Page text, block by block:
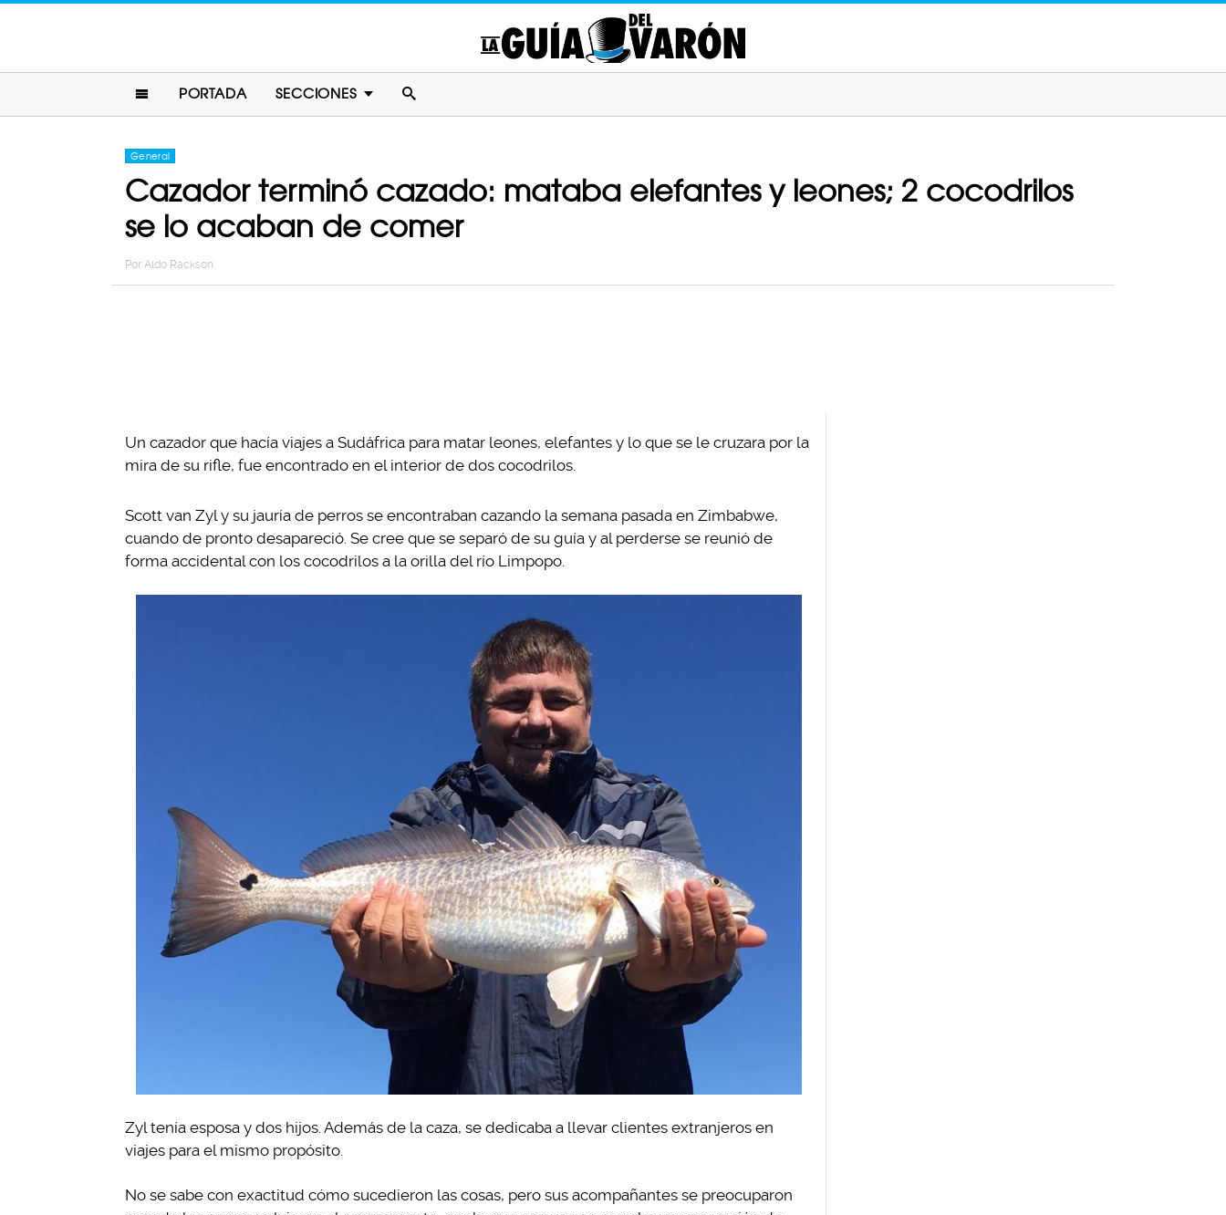
PORTADA SECCIONES
General
Cazador terminó cazado: mataba elefantes y leones; 2 cocodrilos
se lo acaban de comer
Por Aldo Rackson
Un cazador que hacía viajes a Sudáfrica para matar leones, elefantes y lo que se le cruzara por la
mira de su rifle, fue encontrado en el interior de dos cocodrilos.
Scott van Zyl y su jauría de perros se encontraban cazando la semana pasada en Zimbabwe,
cuando de pronto desapareció. Se cree que se separó de su guía y al perderse se reunió de
forma accidental con los cocodrilos a la orilla del río Limpopo.
Zyl tenía esposa y dos hijos. Además de la caza, se dedicaba a llevar clientes extranjeros en
viajes para el mismo propósito.
No se sabe con exactitud cómo sucedieron las cosas, pero sus acompañantes se preocuparon